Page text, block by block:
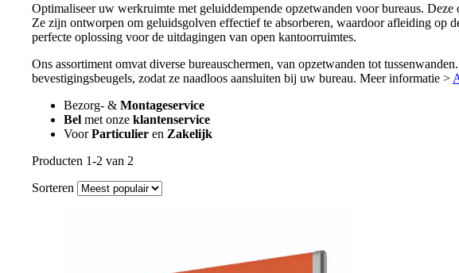
Optimaliseer uw werkruimte met geluiddempende opzetwanden voor bureaus.
Ze zijn ontworpen om geluidsgolven effectief te absorberen, waardoor afleiding
perfecte oplossing voor de uitdagingen van open kantoorruimtes.
Ons assortiment omvat diverse bureauschermen, van opzetwanden tot
bevestigingsbeugels, zodat ze naadloos aansluiten bij uw bureau. Meer informatie >
Bezorg- & Montageservice
Bel met onze klantenservice
VoorParticulier en Zakelijk
Producten 1-2 van 2
Sorteren